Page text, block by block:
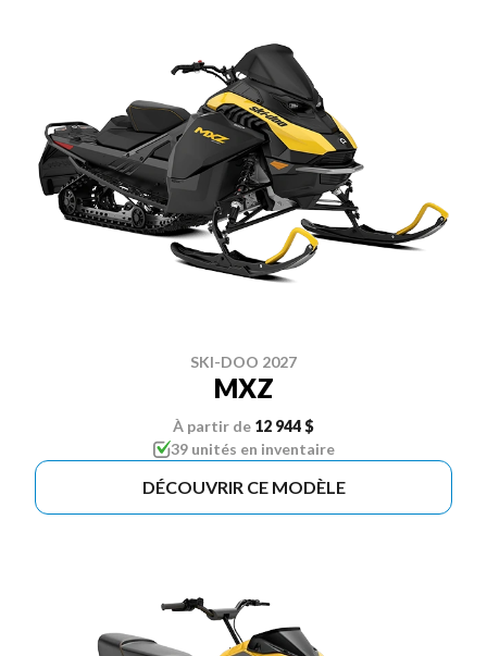
SKI-DOO 2027
MXZ
À partir de 12 944 $
39 unités en inventaire
DÉCOUVRIR CE MODÈLE